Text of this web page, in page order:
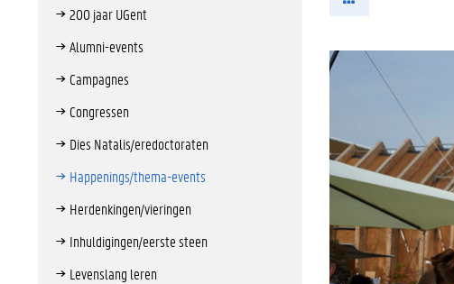
200 jaar UGent
Alumni-events
Campagnes
Congressen
Dies Natalis/eredoctoraten
Happenings/thema-events
Herdenkingen/vieringen
Inhuldigingen/eerste steen
Levenslang leren